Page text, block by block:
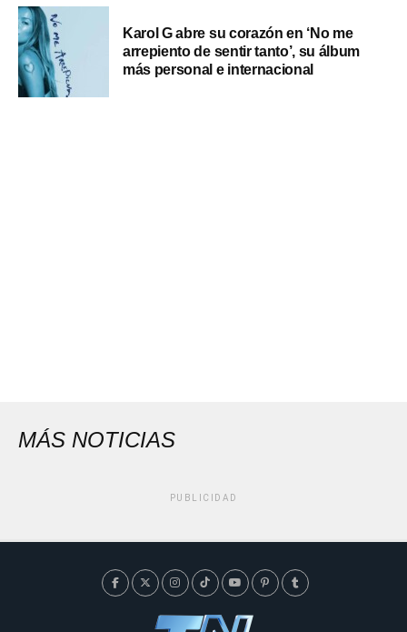
Karol G abre su corazón en ‘No me
arrepiento de sentir tanto’, su álbum
más personal e internacional
MÁS NOTICIAS
PUBLICIDAD